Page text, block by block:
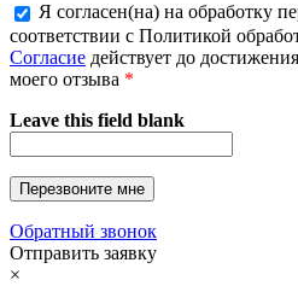
Я согласен(на) на обработку
соответствии с Политикой
Согласие действует до
моего отзыва *
Leave this field blank
Обратный звонок
Отправить заявку
×